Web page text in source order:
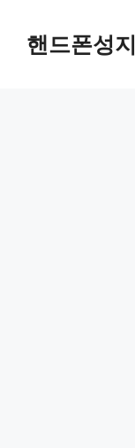
content핸드폰성지